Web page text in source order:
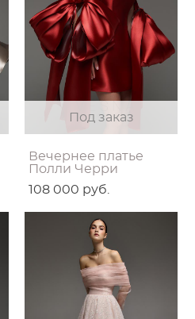
Под заказ
Вечернее платье
Полли Черри
108 000 pуб.